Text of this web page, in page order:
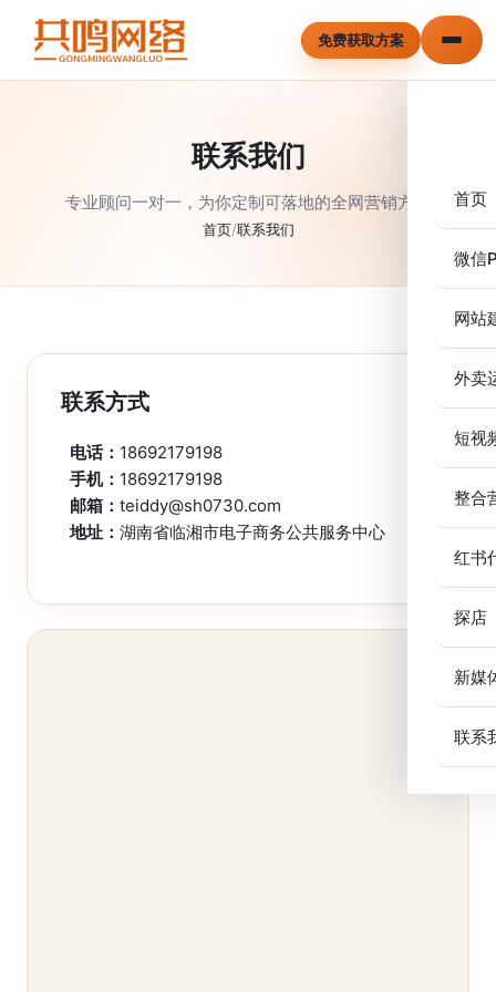
免费获取方案
首页
微信
网站
外卖
短视
整合
红书
探店
新媒
联系
联系我们
专业顾问一对一，为你定制可落地的全网营销方案
首页/联系我们
联系方式
电话： 18692179198
手机： 18692179198
邮箱： teiddy@sh0730.com
地址： 湖南省临湘市电子商务公共服务中心